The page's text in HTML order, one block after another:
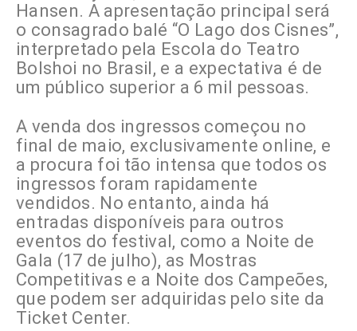
Hansen. A apresentação principal será
o consagrado balé “O Lago dos Cisnes”,
interpretado pela Escola do Teatro
Bolshoi no Brasil, e a expectativa é de
um público superior a 6 mil pessoas.
A venda dos ingressos começou no
final de maio, exclusivamente online, e
a procura foi tão intensa que todos os
ingressos foram rapidamente
vendidos. No entanto, ainda há
entradas disponíveis para outros
eventos do festival, como a Noite de
Gala (17 de julho), as Mostras
Competitivas e a Noite dos Campeões,
que podem ser adquiridas pelo site da
Ticket Center.